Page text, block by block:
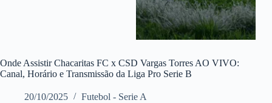
Onde Assistir Chacaritas FC x CSD Vargas Torres AO VIVO:
Canal, Horário e Transmissão da Liga Pro Serie B
20/10/2025 Futebol - Serie A